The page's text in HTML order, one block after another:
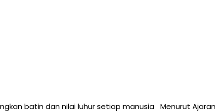
batin dan nilai luhur setiap manusia Menurut Ajaran